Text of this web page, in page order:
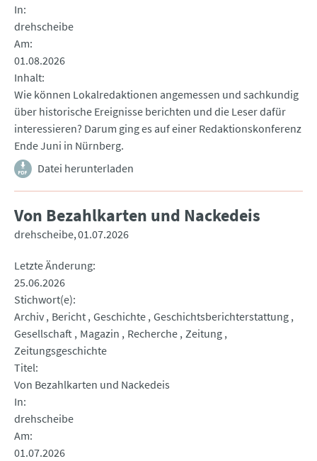
In
drehscheibe
Am
01.08.2026
Inhalt
Wie können Lokalredaktionen angemessen und sachkundig
über historische Ereignisse berichten und die Leser dafür
interessieren? Darum ging es auf einer Redaktionskonferenz
Ende Juni in Nürnberg.
Datei herunterladen
Von Bezahlkarten und Nackedeis
drehscheibe 01.07.2026
Letzte Änderung
25.06.2026
Stichwort(e)
Archiv Bericht Geschichte Geschichtsberichterstattung
Gesellschaft Magazin Recherche Zeitung
Zeitungsgeschichte
Titel
Von Bezahlkarten und Nackedeis
In
drehscheibe
Am
01.07.2026